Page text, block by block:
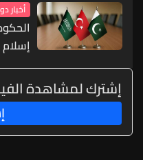
أخبار
إشترك لمشاهدة